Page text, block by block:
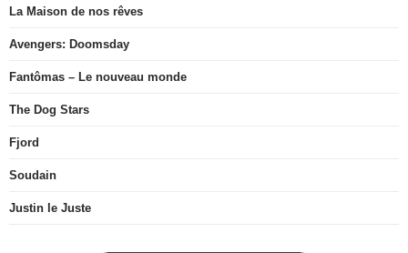
La Maison de nos rêves
Avengers: Doomsday
Fantômas – Le nouveau monde
The Dog Stars
Fjord
Soudain
Justin le Juste